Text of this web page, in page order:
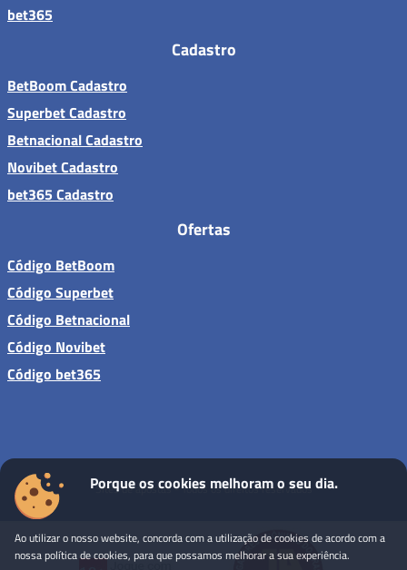
bet365
Cadastro
BetBoom Cadastro
Superbet Cadastro
Betnacional Cadastro
Novibet Cadastro
bet365 Cadastro
Ofertas
Código BetBoom
Código Superbet
Código Betnacional
Código Novibet
Código bet365
Sites de apostas - Todos os direitos reservados
Porque os cookies melhoram o seu dia.
Ao utilizar o nosso website, concorda com a utilização de cookies de acordo com a
nossa política de cookies, para que possamos melhorar a sua experiência.